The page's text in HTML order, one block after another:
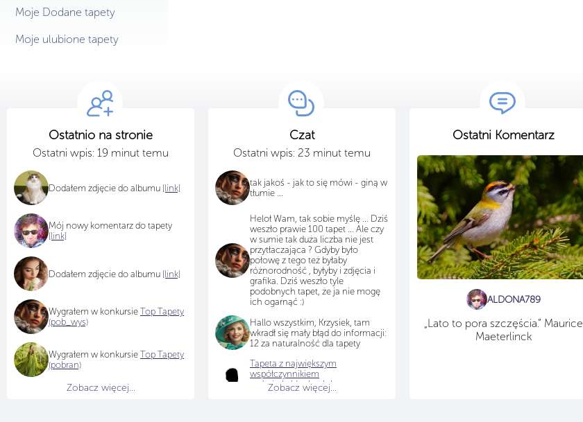
Moje Dodane tapety
Moje ulubione tapety
Ostatnio na stronie
Ostatni wpis: 19 minut temu
Dodałem zdjęcie do albumu [link]
Mój nowy komentarz do tapety
[link]
Dodałem zdjęcie do albumu [link]
Wygrałem w konkursie Top Tapety
(pob_wys)
Wygrałem w konkursie Top Tapety
(pobran)
Zobacz więcej...
Czat
Ostatni wpis: 23 minut temu
tak jakoś - jak to się mówi - giną w
tłumie ...
Heloł Wam, tak sobie myślę ... Dziś
weszło prawie 100 tapet ... Ale czy
w sumie tak duża liczba nie jest
przytłaczająca ? Gdyby było
połowę z tego też byłaby
różnorodność , byłyby i zdjęcia i
grafika. Dziś weszło tyle
podobnych tapet, że ja nie mogę
ich ogarnąć :)
Hallo wszystkim, Krzysiek, tam
wkradł się mały błąd do informacji:
12 za naturalność dla tapety
Tapeta z największym
współczynnikiem
wyświetleń/pobrań:Lampart
leżący na suchej trawie
Zobacz więcej...
Ostatni Komentarz
ALDONA789
„Lato to pora szczęścia.” Maurice
Maeterlinck